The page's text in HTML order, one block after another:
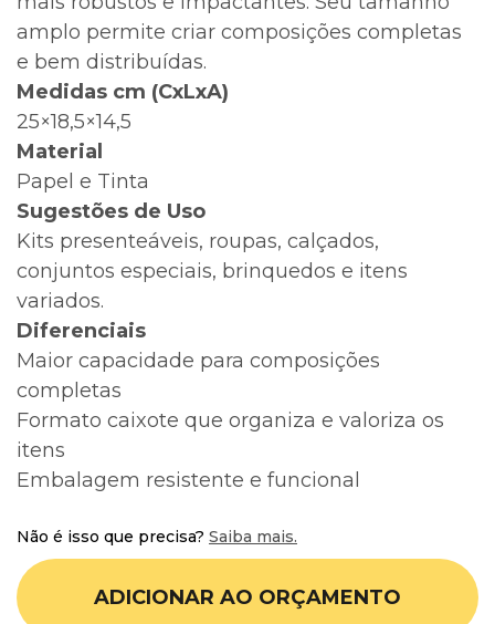
amplo permite criar composições completas
e bem distribuídas.
Medidas cm (CxLxA)
25×18,5×14,5
Material
Papel e Tinta
Sugestões de Uso
Kits presenteáveis, roupas, calçados,
conjuntos especiais, brinquedos e itens
variados.
Diferenciais
Maior capacidade para composições
completas
Formato caixote que organiza e valoriza os
itens
Embalagem resistente e funcional
Não é isso que precisa? Saiba mais.
ADICIONAR AO ORÇAMENTO